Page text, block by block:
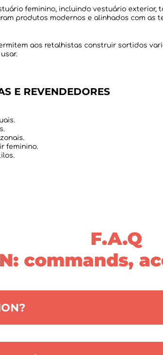
feminino, incluindo vestuário
aos retalhistas construir sortidos
E REVENDEDORES
feminino.
F.A.Q